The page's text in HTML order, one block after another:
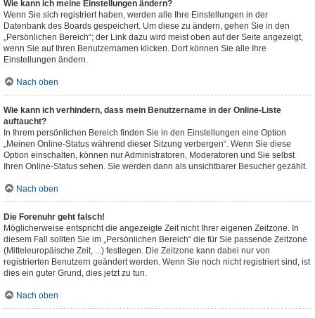
Wie kann ich meine Einstellungen ändern?
Wenn Sie sich registriert haben, werden alle Ihre Einstellungen in der
Datenbank des Boards gespeichert. Um diese zu ändern, gehen Sie in den
„Persönlichen Bereich“; der Link dazu wird meist oben auf der Seite angezeigt,
wenn Sie auf Ihren Benutzernamen klicken. Dort können Sie alle Ihre
Einstellungen ändern.
Nach oben
Wie kann ich verhindern, dass mein Benutzername in der Online-Liste
auftaucht?
In Ihrem persönlichen Bereich finden Sie in den Einstellungen eine Option
„Meinen Online-Status während dieser Sitzung verbergen“. Wenn Sie diese
Option einschalten, können nur Administratoren, Moderatoren und Sie selbst
Ihren Online-Status sehen. Sie werden dann als unsichtbarer Besucher gezählt.
Nach oben
Die Forenuhr geht falsch!
Möglicherweise entspricht die angezeigte Zeit nicht Ihrer eigenen Zeitzone. In
diesem Fall sollten Sie im „Persönlichen Bereich“ die für Sie passende Zeitzone
(Mitteleuropäische Zeit, ...) festlegen. Die Zeitzone kann dabei nur von
registrierten Benutzern geändert werden. Wenn Sie noch nicht registriert sind, ist
dies ein guter Grund, dies jetzt zu tun.
Nach oben